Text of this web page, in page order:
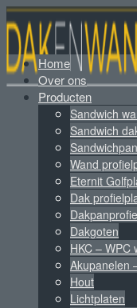
Home
Over ons
Producten
Sandwich
Sandwich
Wand
Eternit
Dak
Dakgoten
HKC – WPC
Akupanelen
Hout
Lichtplaten